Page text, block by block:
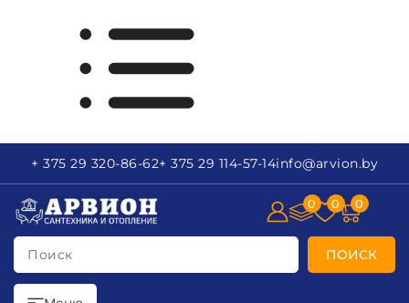
+ 375 29 320-86-62+ 375 29 114-57-14info@arvion.by
Поиск ПОИСК
0 0 0